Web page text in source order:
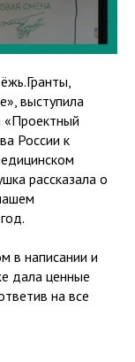
выступила
«Проектный
России к
рассказала о
в написании и
дала ценные
на все